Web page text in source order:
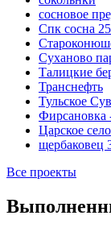
сосновое
Спк сосна
Суханово
Талицкие
Транснефть
Тульское
Фирсановка
Царское село
щербаковец
Все проекты